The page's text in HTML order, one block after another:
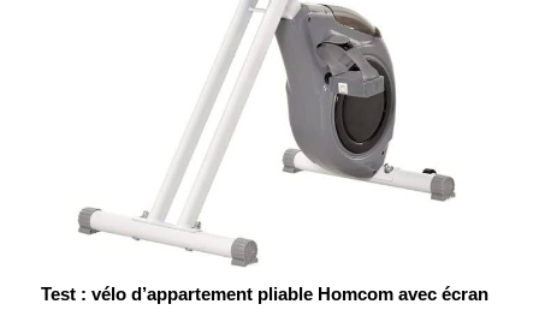
Test : vélo d’appartement pliable Homcom avec écran